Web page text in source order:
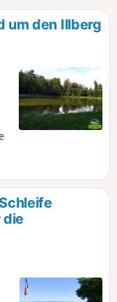
um den Illberg